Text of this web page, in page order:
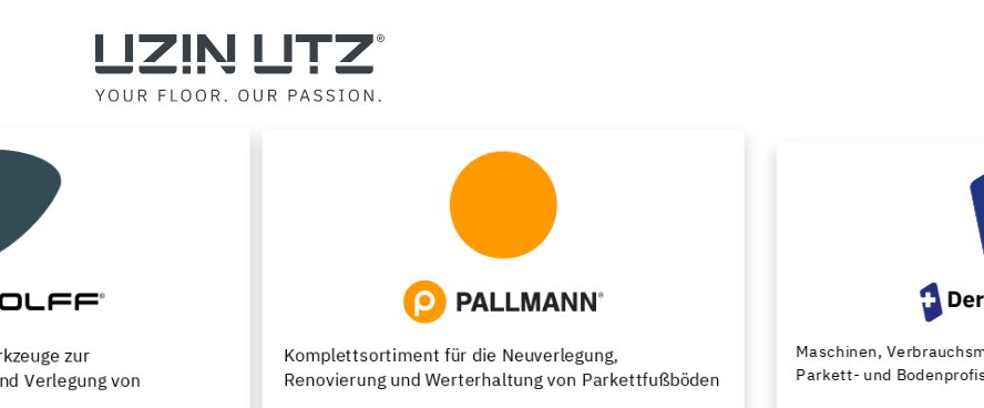
Komplettsortiment für die Neuverlegung,
Renovierung und Werterhaltung von Parkettfußböden
Maschinen, Verbrauchsmaterial und Werkzeuge für
Parkett- und Bodenprofis